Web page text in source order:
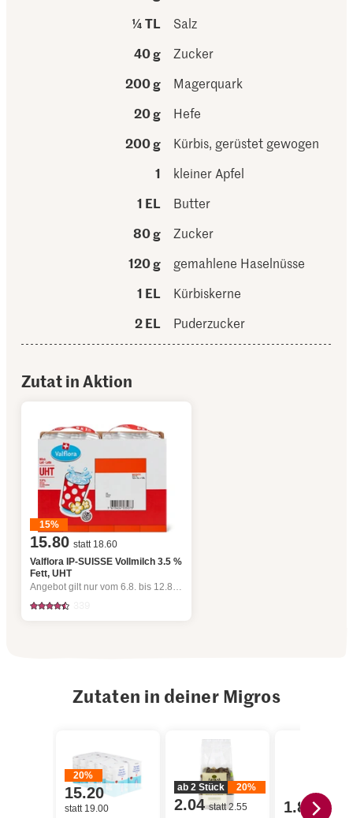
¼ TL
Salz
40 g
Zucker
200 g
Magerquark
20 g
Hefe
200 g
Kürbis, gerüstet gewogen
1
kleiner Apfel
1 EL
Butter
80 g
Zucker
120 g
gemahlene Haselnüsse
1 EL
Kürbiskerne
2 EL
Puderzucker
Zutat in Aktion
15%
15.80 statt 18.60
Valflora IP-SUISSE Vollmilch 3.5 %
Fett, UHT
Angebot gilt nur vom 6.8. bis 12.8.2026, solange Vorrat.
Zutaten in deiner Migros
20%
15.20
statt 19.00
ab 2 Stück 20%
2.04 statt 2.55
1.80